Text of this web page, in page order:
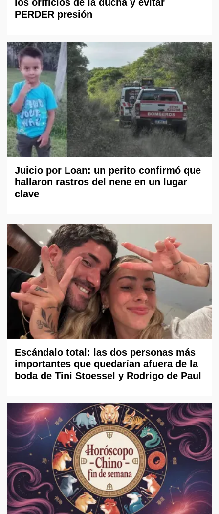
los orificios de la ducha y evitar
PERDER presión
Juicio por Loan: un perito confirmó que
hallaron rastros del nene en un lugar
clave
Escándalo total: las dos personas más
importantes que quedarían afuera de la
boda de Tini Stoessel y Rodrigo de Paul